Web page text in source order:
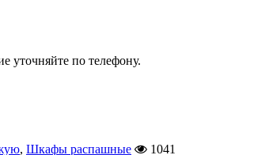
уточняйте по телефону.
, Шкафы распашные
1041